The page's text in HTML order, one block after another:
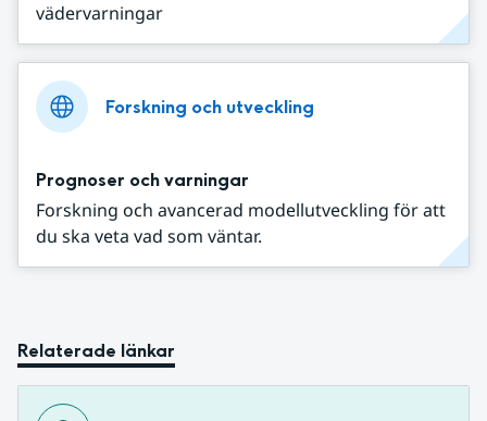
vädervarningar
Forskning och utveckling
Prognoser och varningar
Forskning och avancerad modellutveckling för att
du ska veta vad som väntar.
Relaterade länkar